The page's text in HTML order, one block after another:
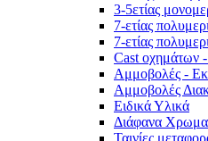
3-5ετίας
7-ετίας
7-ετίας
Cast οχημάτων
Aμμοβολές -
Αμμοβολές
Ειδικά Υλικά
Διάφανα
Ταινίες